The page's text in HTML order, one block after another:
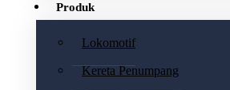
Produk
Lokomotif
Kereta Penumpang